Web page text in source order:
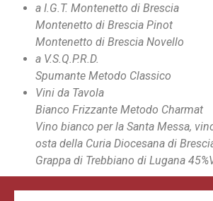
a I.G.T. Montenetto di Brescia
Montenetto di Brescia Pinot
Montenetto di Brescia Novello
a V.S.Q.P.R.D.
Spumante Metodo Classico
Vini da Tavola
Bianco Frizzante Metodo Charmat
Vino bianco per la Santa Messa,
osta della Curia Diocesana di
Grappa di Trebbiano di Lugana